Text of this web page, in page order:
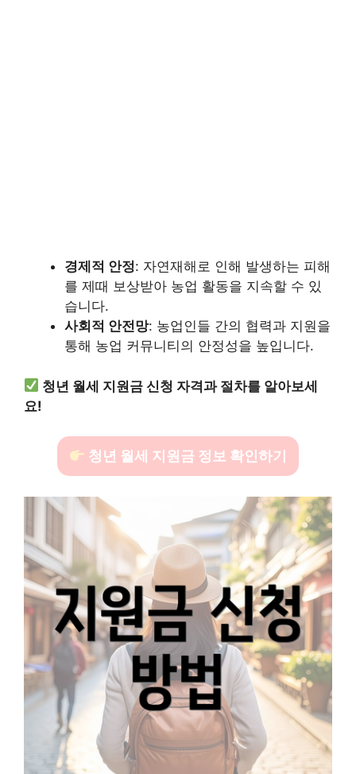
경제적 안정: 자연재해로 인해 발생하는 피해
를 제때 보상받아 농업 활동을 지속할 수 있
습니다.
사회적 안전망: 농업인들 간의 협력과 지원을
통해 농업 커뮤니티의 안정성을 높입니다.
청년 월세 지원금 신청 자격과 절차를 알아보세
요!
청년 월세 지원금 정보 확인하기